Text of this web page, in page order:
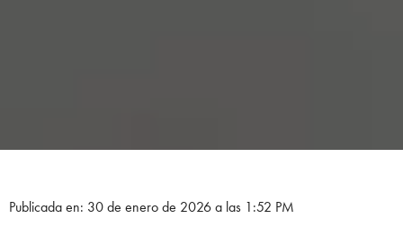
Publicada en: 30 de enero de 2026 a las 1:52 PM